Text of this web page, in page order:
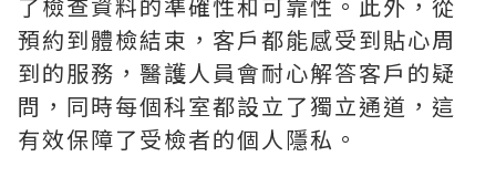
預約到體檢結束，客戶都能感受到貼心周
到的服務，醫護人員會耐心解答客戶的疑
問，同時每個科室都設立了獨立通道，這
有效保障了受檢者的個人隱私。